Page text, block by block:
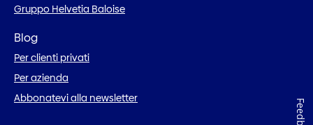
Gruppo Helvetia Baloise
Blog
Per clienti privati
Per azienda
Abbonatevi alla newsletter